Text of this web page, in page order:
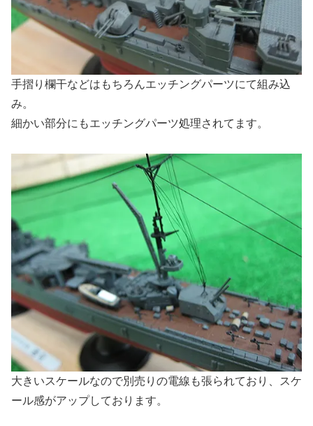
手摺り欄干などはもちろんエッチングパーツにて組み込
み。
細かい部分にもエッチングパーツ処理されてます。
大きいスケールなので別売りの電線も張られており、スケ
ール感がアップしております。